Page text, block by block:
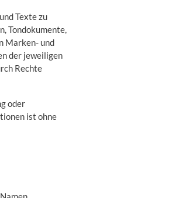
Texte zu
Tondokumente,
Marken- und
der jeweiligen
Rechte
oder
ist ohne